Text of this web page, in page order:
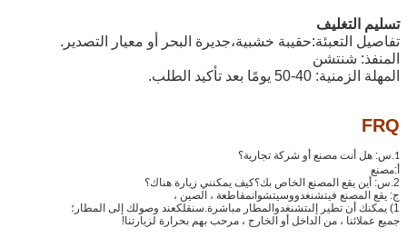
تسليم التغليف
تفاصيل التعبئة:حقيبة خشبية،جديرة البحر أو معيار التصدير.
المنفذ: شنتشن
المهلة الزمنية: 40-50 يومًا بعد تأكيد الطلب.
FRQ
1
.س: هل أنت مصنع أو شركة تجارية؟
أ:مصنع
2.س: أين يقع المصنع الخاص بك؟كيف يمكنني زيارة هناك؟
ج: يقع المصنع فيتشنغدووسيتشوانمقاطعة ، الصين ،
1) يمكنك أن تطير إلى
تشنغدو المطار مباشرة.سنقلكعند وصولك إلى المطار ؛
جميع عملائنا ، من الداخل أو الخارج ، مرحب بهم بحرارة لزيارتنا!